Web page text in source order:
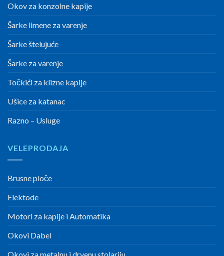
Okov za konzolne kapije
Šarke limene za varenje
Šarke štelujuće
Šarke za varenje
Točkići za klizne kapije
Ušice za katanac
Razno – Usluge
VELEPRODAJA
Brusne ploče
Elektode
Motori za kapije i Automatika
Okovi Dabel